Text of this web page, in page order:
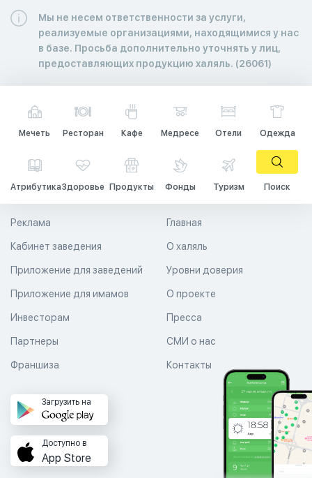
Мы не несем ответственности за услуги,
реализуемые организациями, находящимися у нас
в базе. Просьба дополнительно уточнять у лиц,
предоставляющих продукцию халяль. (26061)
Мечеть Ресторан Кафе Медресе Отели Одежда
АтрибутикаЗдоровье Продукты Фонды Туризм Поиск
Главная
О халяль
Уровни доверия
Реклама
Кабинет заведения
Приложение для заведений
Приложение для имамов О проекте
Пресса
СМИ о нас
Контакты
Инвесторам
Партнеры
Франшиза
Загрузить на
Доступно в
App Store